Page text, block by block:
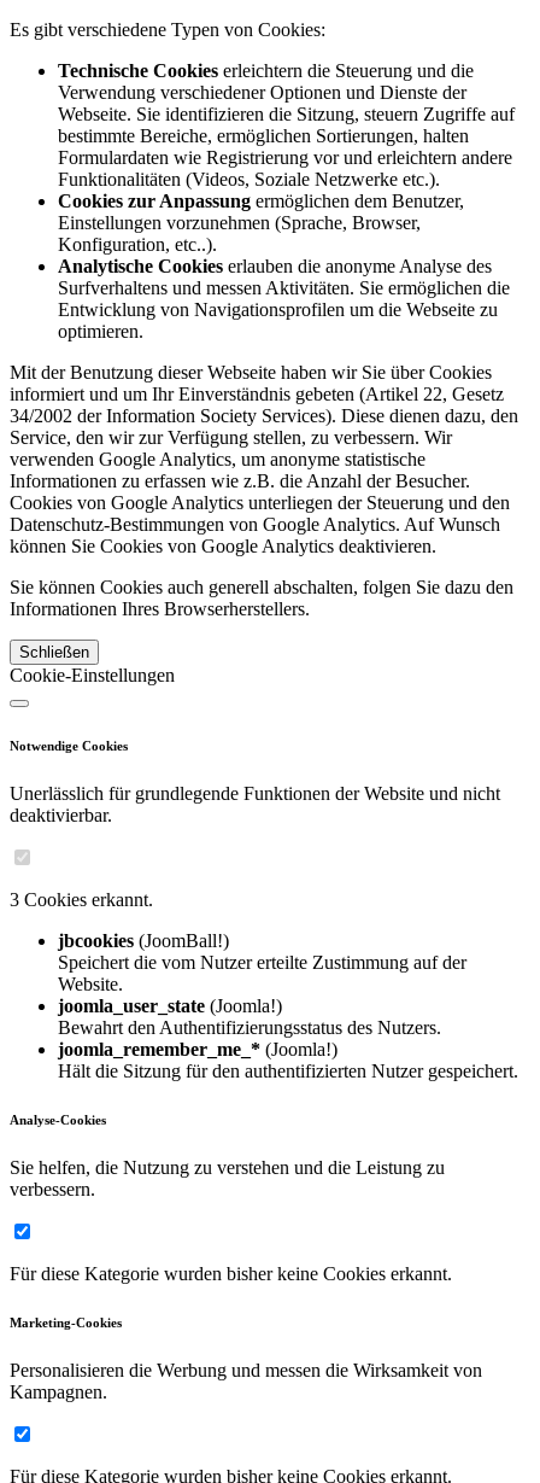
Es gibt verschiedene Typen von Cookies:
Technische Cookies erleichtern die Steuerung und die
Verwendung verschiedener Optionen und Dienste der
Webseite. Sie identifizieren die Sitzung, steuern Zugriffe auf
bestimmte Bereiche, ermöglichen Sortierungen, halten
Formulardaten wie Registrierung vor und erleichtern andere
Funktionalitäten (Videos, Soziale Netzwerke etc.).
Cookies zur Anpassung ermöglichen dem Benutzer,
Einstellungen vorzunehmen (Sprache, Browser,
Konfiguration, etc..).
Analytische Cookies erlauben die anonyme Analyse des
Surfverhaltens und messen Aktivitäten. Sie ermöglichen die
Entwicklung von Navigationsprofilen um die Webseite zu
optimieren.
Mit der Benutzung dieser Webseite haben wir Sie über Cookies
informiert und um Ihr Einverständnis gebeten (Artikel 22, Gesetz
34/2002 der Information Society Services). Diese dienen dazu, den
Service, den wir zur Verfügung stellen, zu verbessern. Wir
verwenden Google Analytics, um anonyme statistische
Informationen zu erfassen wie z.B. die Anzahl der Besucher.
Cookies von Google Analytics unterliegen der Steuerung und den
Datenschutz-Bestimmungen von Google Analytics. Auf Wunsch
können Sie Cookies von Google Analytics deaktivieren.
Sie können Cookies auch generell abschalten, folgen Sie dazu den
Informationen Ihres Browserherstellers.
Schließen
Cookie-Einstellungen
Notwendige Cookies
Unerlässlich für grundlegende Funktionen der Website und nicht
deaktivierbar.
3 Cookies erkannt.
jbcookies (JoomBall!)
Speichert die vom Nutzer erteilte Zustimmung auf der
Website.
joomla_user_state (Joomla!)
Bewahrt den Authentifizierungsstatus des Nutzers.
joomla_remember_me_* (Joomla!)
Hält die Sitzung für den authentifizierten Nutzer gespeichert.
Analyse-Cookies
Sie helfen, die Nutzung zu verstehen und die Leistung zu
verbessern.
Für diese Kategorie wurden bisher keine Cookies erkannt.
Marketing-Cookies
Personalisieren die Werbung und messen die Wirksamkeit von
Kampagnen.
Für diese Kategorie wurden bisher keine Cookies erkannt.